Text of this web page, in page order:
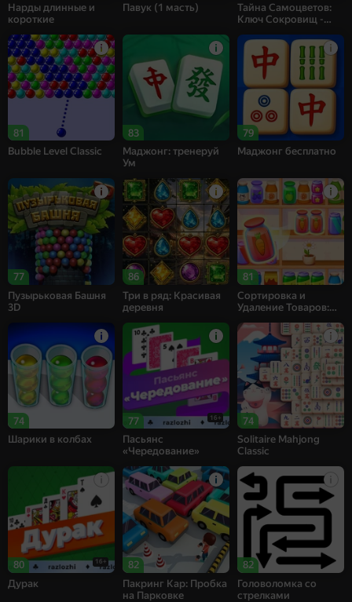
Нарды длинные и
короткие
Павук (1 масть)
Тайна Самоцветов:
Ключ Сокровищ -
81
Bubble Level Classic
83
Маджонг: тренеруй
Ум
79
Маджонг бесплатно
77
Пузырьковая Башня
3D
86
Три в ряд: Красивая
деревня
81
Сортировка и
Удаление Товаров:
74
Шарики в колбах
77 16+
Пасьянс
«Чередование»
74
Solitaire Mahjong
Classic
80 16+
Дурак
82
Пакринг Кар: Пробка
на Парковке
82
Головоломка со
стрелками